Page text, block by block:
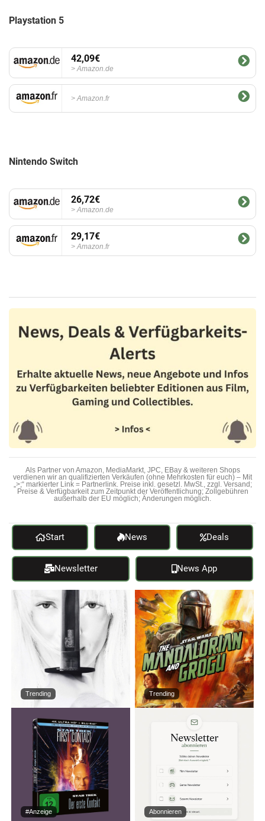
Playstation 5
42,09€
Amazon.de
Amazon.fr
Nintendo Switch
26,72€
Amazon.de
29,17€
Amazon.fr
Als Partner von Amazon, MediaMarkt, JPC, EBay & weiteren Shops
verdienen wir an qualifizierten Verkäufen (ohne Mehrkosten für euch) – Mit
„>;“ markierter Link = Partnerlink. Preise inkl. gesetzl. MwSt., zzgl. Versand;
Preise & Verfügbarkeit zum Zeitpunkt der Veröffentlichung; Zollgebühren
außerhalb der EU möglich; Änderungen möglich.
Start News Deals
Newsletter News App
Trending Trending
#Anzeige Abonnieren